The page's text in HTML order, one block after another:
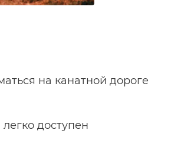
на канатной дороге
доступен